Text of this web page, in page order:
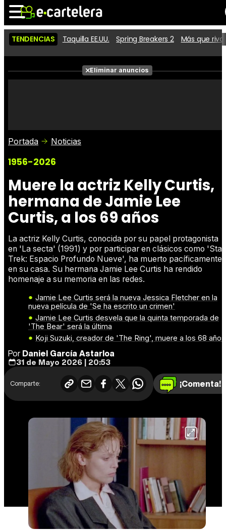
Noticias Cartelera
Películas
Críticas
TENDENCIAS Taquilla EE.UU. Spring Breakers 2 Más que
Eliminar anuncios
Portada Noticias
1956-2026
Muere la actriz Kelly Curtis,
hermana de Jamie Lee
Curtis, a los 69 años
La actriz Kelly Curtis, conocida por su papel protagonista
en 'La secta' (1991) y por participar en clásicos como 'Star
Trek: Espacio Profundo Nueve', ha muerto pacíficamente
en su casa. Su hermana Jamie Lee Curtis ha rendido
homenaje a su memoria en las redes.
Jamie Lee Curtis será la nueva Jessica Fletcher en la
nueva película de 'Se ha escrito un crimen'
Jamie Lee Curtis desvela que la quinta temporada de
'The Bear' será la última
Koji Suzuki, creador de 'The Ring', muere a los 68 años
PorDaniel García Astarloa
31 de Mayo 2026 | 20:53
Comparte: ¡Comenta!